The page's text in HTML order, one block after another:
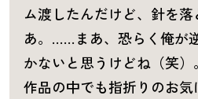
ム渡したんだけど、針を
あ。……まあ、恐らく俺が
かないと思うけどね（笑
作品の中でも指折りのお